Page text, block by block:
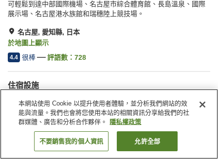
可輕鬆到達中部國際機場、名古屋市綜合體育館、長島溫泉、國際
展示場、名古屋港水族館和瑞穗陸上競技場。
名古屋, 愛知縣, 日本
於地圖上顯示
4.4 很棒 評語數： 728
住宿設施
停車場
按摩浴缸
三溫暖
健身房
找客房
本網站使用 Cookie 以提升使用者體驗，並分析我們網站的效
能與流量。我們也會將您使用本站的相關資訊分享給我們的社
群媒體、廣告和分析合作夥伴。
隱私權政策
不要銷售我的個人資訊 允許全部